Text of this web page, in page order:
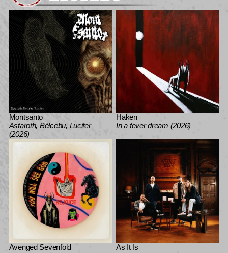
Montsanto
Astaroth, Bélcebu, Lucifer
(2026)
Haken
In a fever dream (2026)
Avenged Sevenfold
As It Is